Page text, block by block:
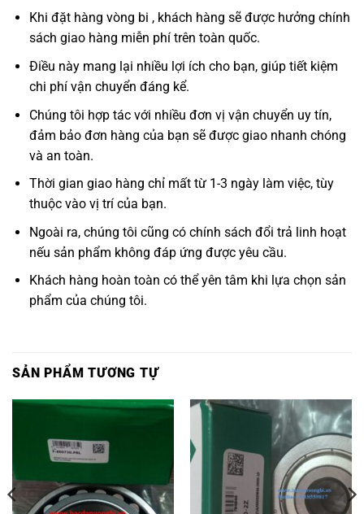
Khi đặt hàng vòng bi , khách hàng sẽ được hưởng chính
sách giao hàng miễn phí trên toàn quốc.
Điều này mang lại nhiều lợi ích cho bạn, giúp tiết kiệm
chi phí vận chuyển đáng kể.
Chúng tôi hợp tác với nhiều đơn vị vận chuyển uy tín,
đảm bảo đơn hàng của bạn sẽ được giao nhanh chóng
và an toàn.
Thời gian giao hàng chỉ mất từ 1-3 ngày làm việc, tùy
thuộc vào vị trí của bạn.
Ngoài ra, chúng tôi cũng có chính sách đổi trả linh hoạt
nếu sản phẩm không đáp ứng được yêu cầu.
Khách hàng hoàn toàn có thể yên tâm khi lựa chọn sản
phẩm của chúng tôi.
SẢN PHẨM TƯƠNG TỰ